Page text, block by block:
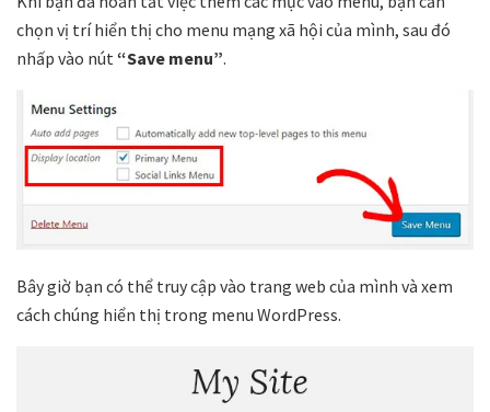
chọn vị trí hiển thị cho menu mạng xã hội của mình, sau đó
nhấp vào nút “Save menu”.
Bây giờ bạn có thể truy cập vào trang web của mình và xem
cách chúng hiển thị trong menu WordPress.